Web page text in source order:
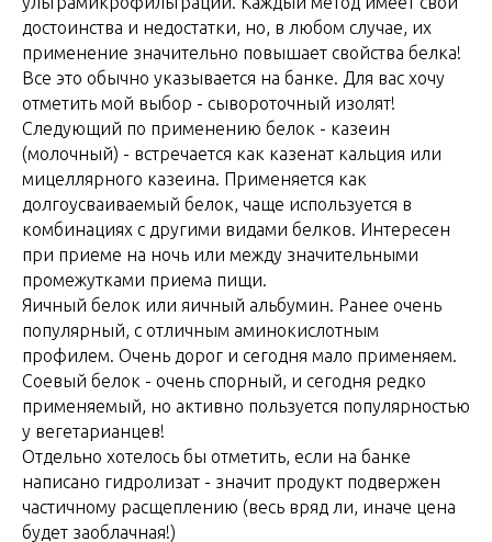
достоинства и недостатки, но, в любом случае, их
применение значительно повышает свойства белка!
Все это обычно указывается на банке. Для вас хочу
отметить мой выбор - сывороточный изолят!
Следующий по применению белок - казеин
(молочный) - встречается как казенат кальция или
мицеллярного казеина. Применяется как
долгоусваиваемый белок, чаще используется в
комбинациях с другими видами белков. Интересен
при приеме на ночь или между значительными
промежутками приема пищи.
Яичный белок или яичный альбумин. Ранее очень
популярный, с отличным аминокислотным
профилем. Очень дорог и сегодня мало применяем.
Соевый белок - очень спорный, и сегодня редко
применяемый, но активно пользуется популярностью
у вегетарианцев!
Отдельно хотелось бы отметить, если на банке
написано гидролизат - значит продукт подвержен
частичному расщеплению (весь вряд ли, иначе цена
будет заоблачная!)